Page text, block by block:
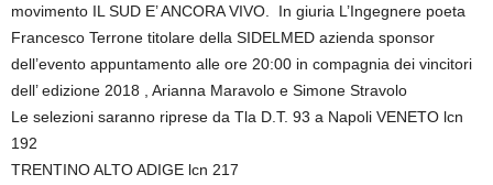
movimento IL SUD E’ ANCORA VIVO. In giuria L’Ingegnere poeta
Francesco Terrone titolare della SIDELMED azienda sponsor
dell’evento appuntamento alle ore 20:00 in compagnia dei vincitori
dell’ edizione 2018 , Arianna Maravolo e Simone Stravolo
Le selezioni saranno riprese da Tla D.T. 93 a Napoli VENETO lcn
192
TRENTINO ALTO ADIGE lcn 217